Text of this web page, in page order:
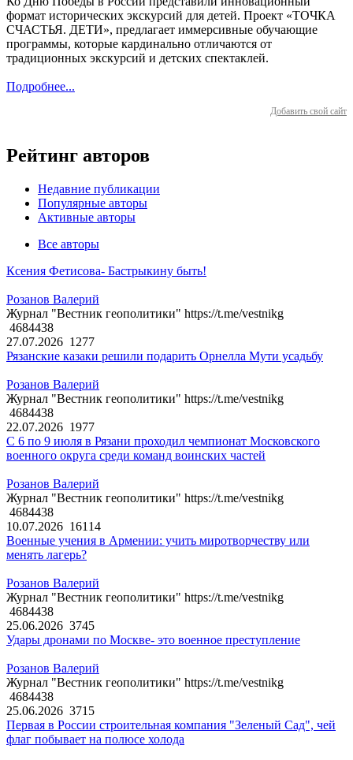
формат исторических экскурсий для детей. Проект «ТОЧКА
СЧАСТЬЯ. ДЕТИ», предлагает иммерсивные обучающие
программы, которые кардинально отличаются от
традиционных экскурсий и детских спектаклей.
Подробнее...
Добавить свой сайт
Рейтинг авторов
Недавние публикации
Популярные авторы
Активные авторы
Все авторы
Ксения Фетисова- Бастрыкину быть!
Розанов Валерий
Журнал "Вестник геополитики" https://t.me/vestnikg
4684438
27.07.2026 1277
Рязанские казаки решили подарить Орнелла Мути усадьбу
Розанов Валерий
Журнал "Вестник геополитики" https://t.me/vestnikg
4684438
22.07.2026 1977
С 6 по 9 июля в Рязани проходил чемпионат Московского
военного округа среди команд воинских частей
Розанов Валерий
Журнал "Вестник геополитики" https://t.me/vestnikg
4684438
10.07.2026 16114
Военные учения в Армении: учить миротворчеству или
менять лагерь?
Розанов Валерий
Журнал "Вестник геополитики" https://t.me/vestnikg
4684438
25.06.2026 3745
Удары дронами по Москве- это военное преступление
Розанов Валерий
Журнал "Вестник геополитики" https://t.me/vestnikg
4684438
25.06.2026 3715
Первая в России строительная компания "Зеленый Сад", чей
флаг побывает на полюсе холода